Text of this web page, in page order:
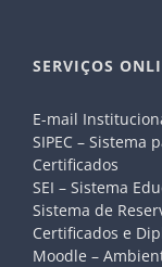
SERVIÇOS
E-mail
SIPEC – Sistema
Certificados
SEI – Sistema
Sistema de
Certificados e
Moodle –